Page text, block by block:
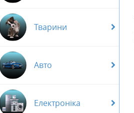
Тварини
Авто
Електроніка